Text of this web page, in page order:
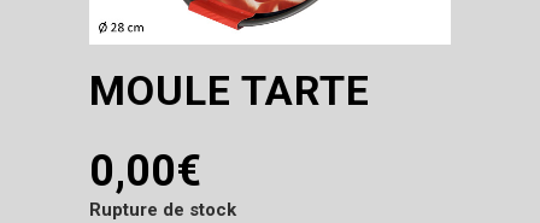
MOULE TARTE
0,00€
Rupture de stock